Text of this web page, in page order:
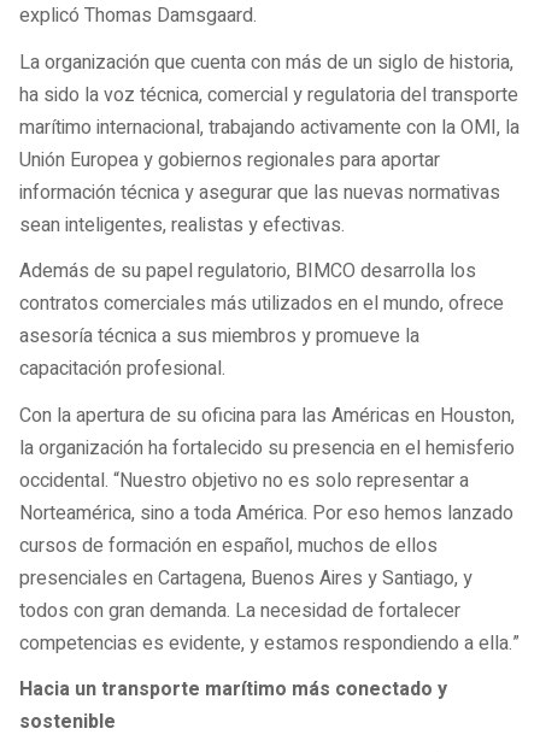
explicó Thomas Damsgaard.
La organización que cuenta con más de un siglo de historia,
ha sido la voz técnica, comercial y regulatoria del transporte
marítimo internacional, trabajando activamente con la OMI, la
Unión Europea y gobiernos regionales para aportar
información técnica y asegurar que las nuevas normativas
sean inteligentes, realistas y efectivas.
Además de su papel regulatorio, BIMCO desarrolla los
contratos comerciales más utilizados en el mundo, ofrece
asesoría técnica a sus miembros y promueve la
capacitación profesional.
Con la apertura de su oficina para las Américas en Houston,
la organización ha fortalecido su presencia en el hemisferio
occidental. “Nuestro objetivo no es solo representar a
Norteamérica, sino a toda América. Por eso hemos lanzado
cursos de formación en español, muchos de ellos
presenciales en Cartagena, Buenos Aires y Santiago, y
todos con gran demanda. La necesidad de fortalecer
competencias es evidente, y estamos respondiendo a ella.”
Hacia un transporte marítimo más conectado y
sostenible